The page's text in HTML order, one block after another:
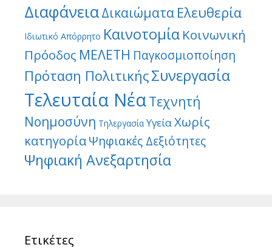
ΔιαφάνειαΔικαιώματα Ελευθερία
Ιδιωτικό Απόρρητο Καινοτομία Κοινωνική
Πρόοδος ΜΕΛΕΤΗ Παγκοσμιοποίηση
Πρόταση ΠολιτικήςΣυνεργασία
Τελευταία ΝέαΤεχνητή
Νοημοσύνη Τηλεργασία ΥγείαΧωρίς
κατηγορίαΨηφιακές Δεξιότητες
Ψηφιακή Ανεξαρτησία
Ετικέτες